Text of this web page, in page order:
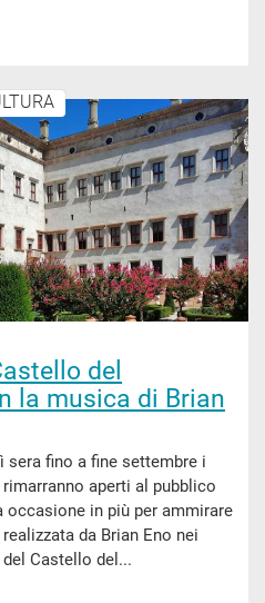
del
la musica di Brian
fino a fine settembre i
aperti al pubblico
occasione in più per ammirare
da Brian Eno nei
Castello del...